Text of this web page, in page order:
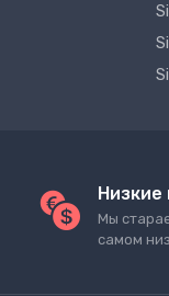
Низкие
Мы
самом